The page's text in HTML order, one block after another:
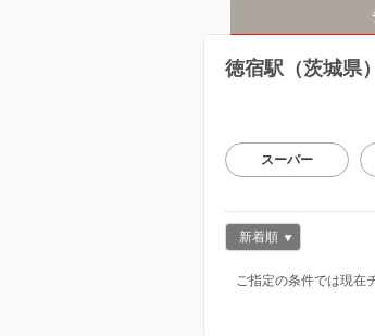
徳宿駅（茨城県
スーパー
新着順
ご指定の条件では現在